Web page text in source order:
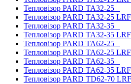
Тепловізор PARD TA32-25
Тепловізор PARD TA32-25
Тепловізор PARD TA32-35
Тепловізор PARD TA32-35
Тепловізор PARD TA62-25
Тепловізор PARD TA62-25
Тепловізор PARD TA62-35
Тепловізор PARD TA62-35
Тепловізор PARD TD62-70